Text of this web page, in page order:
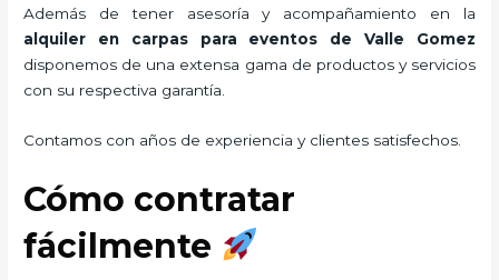
Además de tener asesoría y acompañamiento en la
alquiler en carpas para eventos de Valle Gomez
disponemos de una extensa gama de productos y servicios
con su respectiva garantía.
Contamos con años de experiencia y clientes satisfechos.
Cómo contratar
fácilmente